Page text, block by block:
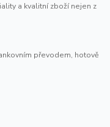
a kvalitní zboží nejen z
převodem, hotově